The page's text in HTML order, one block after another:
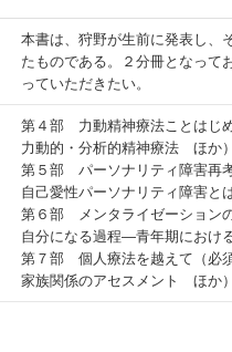
本書は、狩野が生前に発表し、
たものである。２分冊となって
っていただきたい。
第４部 力動精神療法ことはじ
力動的・分析的精神療法 ほか）
第５部 パーソナリティ障害再
自己愛性パーソナリティ障害と
第６部 メンタライゼーション
自分になる過程―青年期におけ
第７部 個人療法を越えて（必
家族関係のアセスメント ほか）